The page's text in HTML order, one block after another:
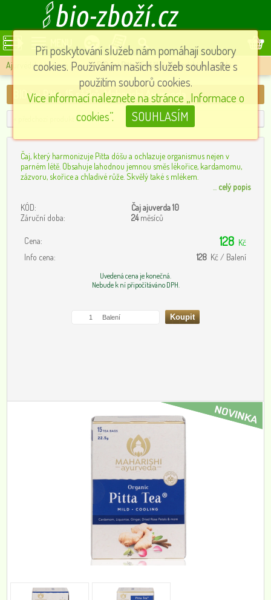
MENU
Ajurvédské bylinné čaje » BIO čaj Pitta, 15 sáčků, Maharishi Ayurveda
BIO čaj Pitta, 15 sáčků, Maharishi Ayurveda
Čaj, který harmonizuje Pitta dóšu a ochlazuje organismus nejen v
parném létě. Obsahuje lahodnou jemnou směs lékořice, kardamomu,
zázvoru, skořice a chladivé růže. Skvělý také s mlékem.
celý popis
KÓD:
Čaj ajuverda 10
Záruční doba:
24měsíců
Cena: 128 Kč
Info cena:
128 Kč / Balení
Uvedená cena je konečná.
Nebude k ní připočítáváno DPH.
Při poskytování služeb nám pomáhají soubory
cookies. Používáním našich služeb souhlasíte s
použitím souborů cookies.
Více informací naleznete na stránce „Informace o
cookies”.
SOUHLASÍM